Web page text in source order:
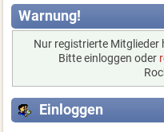
Warnung!
Nur registrierte Mitglieder
Bitte einloggen oder
Einloggen